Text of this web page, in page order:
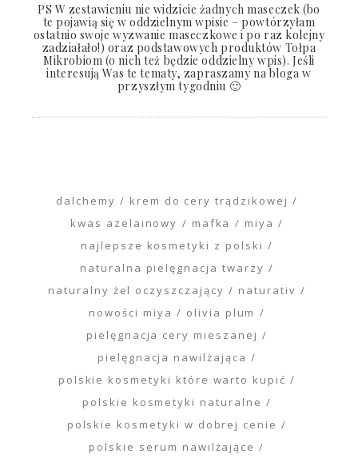
PS W zestawieniu nie widzicie żadnych maseczek (bo
te pojawią się w oddzielnym wpisie – powtórzyłam
ostatnio swoje wyzwanie maseczkowe i po raz kolejny
zadziałało!) oraz podstawowych produktów Tołpa
Mikrobiom (o nich też będzie oddzielny wpis). Jeśli
interesują Was te tematy, zapraszamy na bloga w
przyszłym tygodniu 🙂
dalchemy
krem do cery trądzikowej
kwas azelainowy
mafka
miya
najlepsze kosmetyki z polski
naturalna pielęgnacja twarzy
naturalny żel oczyszczający
naturativ
nowości miya
olivia plum
pielęgnacja cery mieszanej
pielęgnacja nawilżająca
polskie kosmetyki które warto kupić
polskie kosmetyki naturalne
polskie kosmetyki w dobrej cenie
polskie serum nawilżające